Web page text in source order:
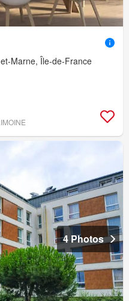
Marne, Île-de-France
4 Photos